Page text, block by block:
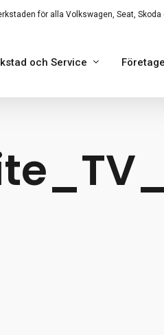
för alla Volkswagen, Seat, Skoda
och Service